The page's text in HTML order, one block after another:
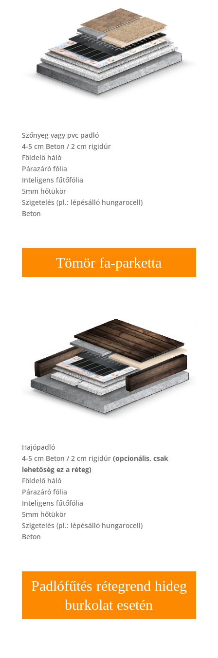
Szőnyeg vagy pvc padló
4-5 cm Beton / 2 cm rigidúr
Földelő háló
Párazáró fólia
Inteligens fűtőfólia
5mm hőtükör
Szigetelés (pl.: lépésálló hungarocell)
Beton
Tömör fa-parketta
Hajópadló
4-5 cm Beton / 2 cm rigidúr (opcionális, csak
lehetőség ez a réteg)
Földelő háló
Párazáró fólia
Inteligens fűtőfólia
5mm hőtükör
Szigetelés (pl.: lépésálló hungarocell)
Beton
Padlófűtés rétegrend hideg
burkolat esetén